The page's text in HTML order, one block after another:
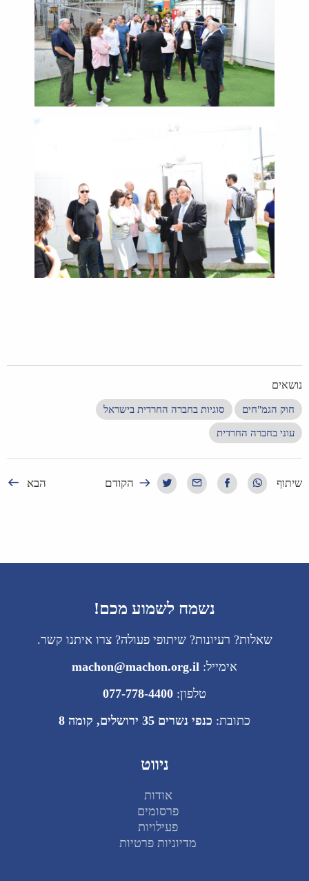
נושאים
חוק הגמ"חים סוגיות בחברה החרדית בישראל
עוני בחברה החרדית
שיתוף הקודם הבא
נשמח לשמוע מכם!
שאלות? רעיונות? שיתופי פעולה? צרו איתנו קשר.
אימייל: machon@machon.org.il
טלפון: 077-778-4400
כתובת: כנפי נשרים 35 ירושלים, קומה 8
ניווט
אודות
פרסומים
פעילויות
מדיוניות פרטיות